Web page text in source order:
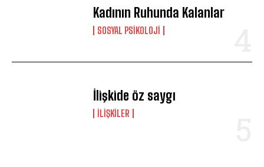
Kadının Ruhunda Kalanlar
SOSYAL PSIKOLOJI
İlişkide öz saygı
İLIŞKILER